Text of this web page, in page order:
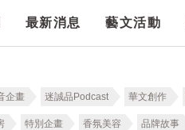
最新消息 藝文活動
企畫 迷誠品Podcast 華文創作
特別企畫 香氛美容 品牌故事